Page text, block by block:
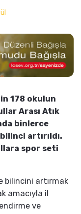
178 okulun
Arası Atık
binlerce
artırıldı.
spor seti
bilincini artırmak
amacıyla il
ve